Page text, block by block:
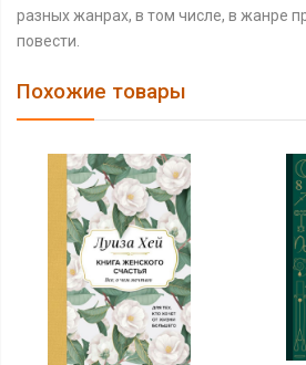
разных жанрах, в том числе, в жанре
повести.
Похожие товары